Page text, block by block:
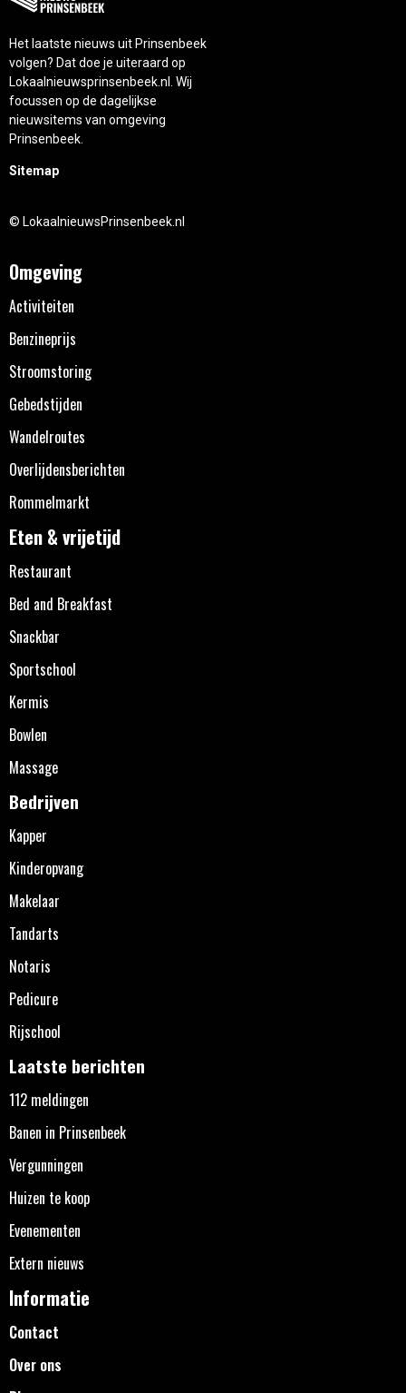
Het laatste nieuws uit Prinsenbeek
volgen? Dat doe je uiteraard op
Lokaalnieuwsprinsenbeek.nl. Wij
focussen op de dagelijkse
nieuwsitems van omgeving
Prinsenbeek.
Sitemap
© LokaalnieuwsPrinsenbeek.nl
Omgeving
Activiteiten
Benzineprijs
Stroomstoring
Gebedstijden
Wandelroutes
Overlijdensberichten
Rommelmarkt
Eten & vrijetijd
Restaurant
Bed and Breakfast
Snackbar
Sportschool
Kermis
Bowlen
Massage
Bedrijven
Kapper
Kinderopvang
Makelaar
Tandarts
Notaris
Pedicure
Rijschool
Laatste berichten
112 meldingen
Banen in Prinsenbeek
Vergunningen
Huizen te koop
Evenementen
Extern nieuws
Informatie
Contact
Over ons